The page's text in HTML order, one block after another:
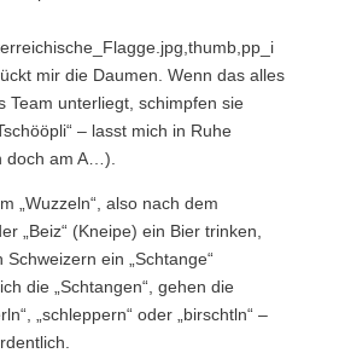
mir die Daumen. Wenn das alles
Team unterliegt, schimpfen sie
– lasst mich in Ruhe
doch am A…).
„Wuzzeln“, also nach dem
„Beiz“ (Kneipe) ein Bier trinken,
ein „Schtange“
die „Schtangen“, gehen die
„schleppern“ oder „birschtln“ –